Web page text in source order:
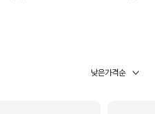
낮은가격순